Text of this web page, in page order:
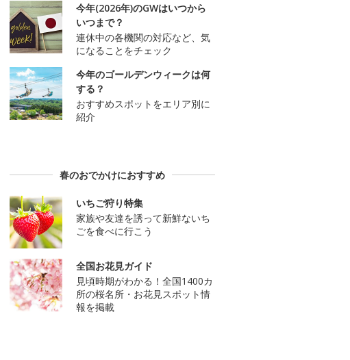
今年(2026年)のGWはいつから
いつまで？
連休中の各機関の対応など、気
になることをチェック
今年のゴールデンウィークは何
する？
おすすめスポットをエリア別に
紹介
春のおでかけにおすすめ
いちご狩り特集
家族や友達を誘って新鮮ないち
ごを食べに行こう
全国お花見ガイド
見頃時期がわかる！全国1400カ
所の桜名所・お花見スポット情
報を掲載